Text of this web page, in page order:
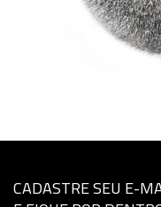
CADASTRE SEU E-